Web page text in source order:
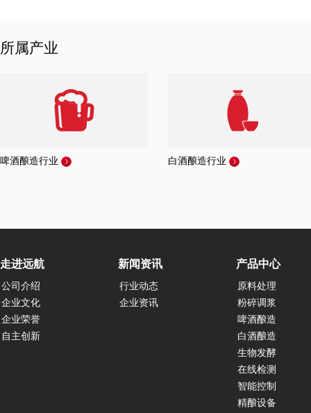
所属产业
啤酒酿造行业 白酒酿造行业
走进远航 新闻资讯 产品中心
公司介绍
企业文化
企业荣誉
自主创新
行业动态
企业资讯
原料处理
粉碎调浆
啤酒酿造
白酒酿造
生物发酵
在线检测
智能控制
精酿设备